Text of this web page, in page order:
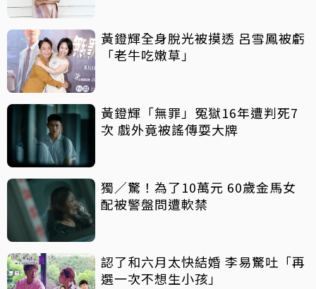
黃鐙輝全身脫光被摸透 呂雪鳳被虧
「老牛吃嫩草」
黃鐙輝「無罪」冤獄16年遭判死7
次 戲外竟被謠傳耍大牌
獨／驚！為了10萬元 60歲金馬女
配被警盤問遭軟禁
認了和六月太快結婚 李易驚吐「再
選一次不想生小孩」